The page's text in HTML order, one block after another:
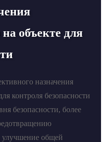
объекте для
назначения
контроля безопасности
безопасности, более
улучшение общей